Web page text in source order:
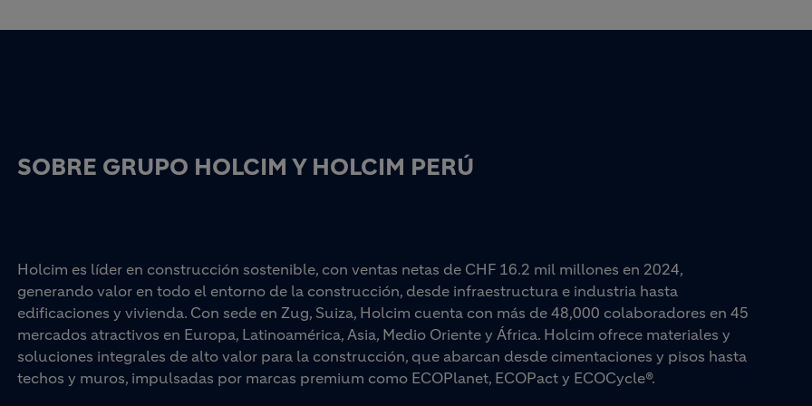
SOBRE GRUPO HOLCIM Y HOLCIM PERÚ
Holcim es líder en construcción sostenible, con ventas netas de CHF 16.2 mil millones en 2024,
generando valor en todo el entorno de la construcción, desde infraestructura e industria hasta
edificaciones y vivienda. Con sede en Zug, Suiza, Holcim cuenta con más de 48,000 colaboradores en 45
mercados atractivos en Europa, Latinoamérica, Asia, Medio Oriente y África. Holcim ofrece materiales y
soluciones integrales de alto valor para la construcción, que abarcan desde cimentaciones y pisos hasta
techos y muros, impulsadas por marcas premium como ECOPlanet, ECOPact y ECOCycle®.